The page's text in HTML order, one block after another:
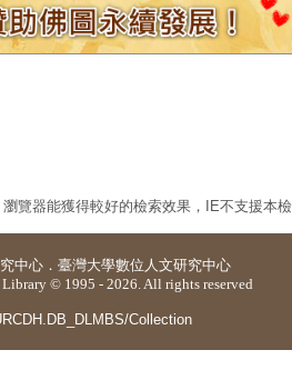
覽器能獲得較好的檢索效果，IE不支援本檢
中心 ． 臺灣大學數位人文研究中心
© 1995 - 2026. All rights reserved
Collection